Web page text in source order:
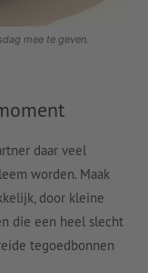
mee te geven.
daar veel
worden. Maak
door kleine
die een heel slecht
tegoedbonnen